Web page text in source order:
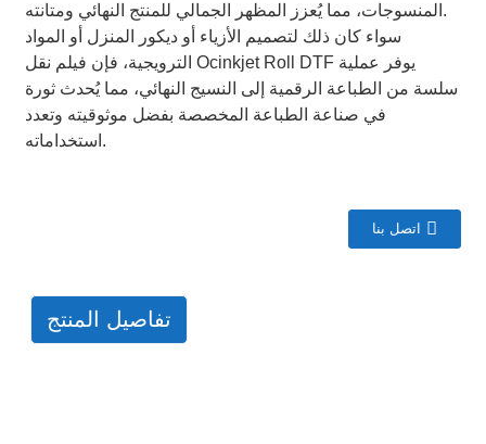
المنسوجات، مما يُعزز المظهر الجمالي للمنتج النهائي ومتانته.
سواء كان ذلك لتصميم الأزياء أو ديكور المنزل أو المواد
الترويجية، فإن فيلم نقل Ocinkjet Roll DTF يوفر عملية
سلسة من الطباعة الرقمية إلى النسيج النهائي، مما يُحدث ثورة
في صناعة الطباعة المخصصة بفضل موثوقيته وتعدد
استخداماته.
اتصل بنا
تفاصيل المنتج